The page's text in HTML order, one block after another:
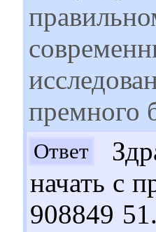
премного
Ответ
начать с
908849